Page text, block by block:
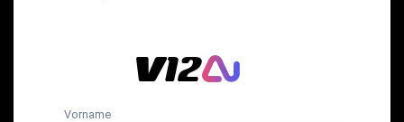
Vorname